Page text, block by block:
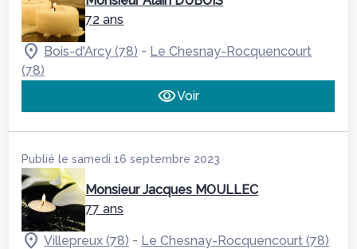
72 ans
Bois-d'Arcy (78) - Le Chesnay-Rocquencourt
(78)
Voir
Publié le samedi 16 septembre 2023
Monsieur Jacques MOULLEC
77 ans
Villepreux (78) - Le Chesnay-Rocquencourt (78)